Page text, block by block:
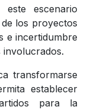
escenario
los proyectos
e incertidumbre
involucrados.
transformarse
establecer
para la